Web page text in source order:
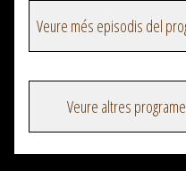
Veure altres